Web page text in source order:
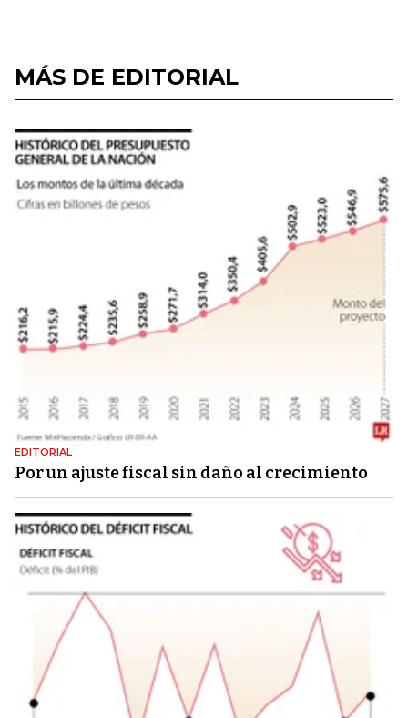
MÁS DE EDITORIAL
EDITORIAL
Por un ajuste fiscal sin daño al crecimiento